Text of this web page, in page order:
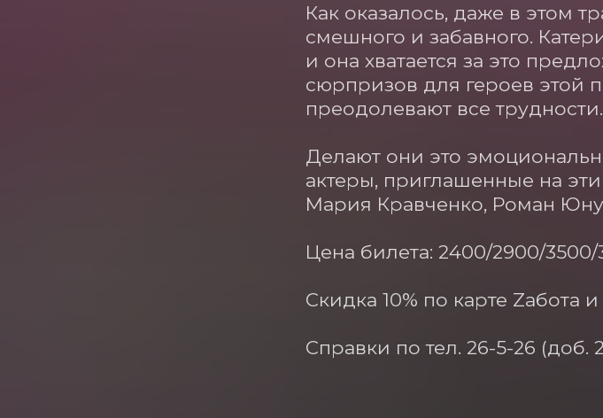
Как оказалось, даже в этом
смешного и забавного.
и она хватается за это
сюрпризов для героев этой
преодолевают все трудности.
Делают они это
актеры, приглашенные на
Мария Кравченко, Роман
Цена билета: 2400/2900/
Скидка 10% по карте Zабота
Справки по тел. 26-5-26 (доб.